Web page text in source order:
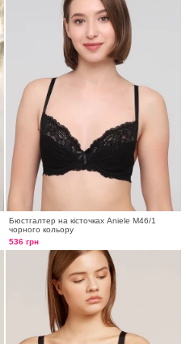
Бюстгалтер на кісточках Aniele М46/1
чорного кольору
536 грн